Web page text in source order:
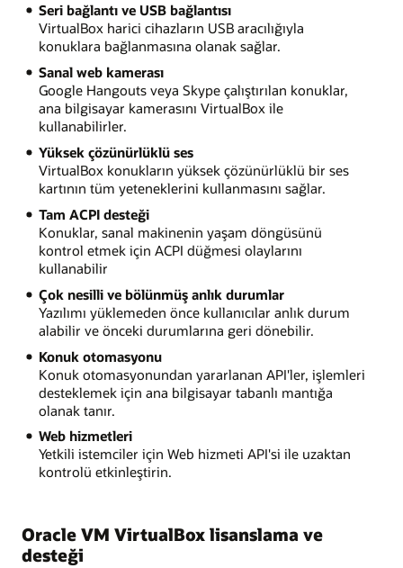
Seri bağlantı ve USB bağlantısı
VirtualBox harici cihazların USB aracılığıyla
konuklara bağlanmasına olanak sağlar.
Sanal web kamerası
Google Hangouts veya Skype çalıştırılan konuklar,
ana bilgisayar kamerasını VirtualBox ile
kullanabilirler.
Yüksek çözünürlüklü ses
VirtualBox konukların yüksek çözünürlüklü bir ses
kartının tüm yeteneklerini kullanmasını sağlar.
Tam ACPI desteği
Konuklar, sanal makinenin yaşam döngüsünü
kontrol etmek için ACPI düğmesi olaylarını
kullanabilir
Çok nesilli ve bölünmüş anlık durumlar
Yazılımı yüklemeden önce kullanıcılar anlık durum
alabilir ve önceki durumlarına geri dönebilir.
Konuk otomasyonu
Konuk otomasyonundan yararlanan API'ler, işlemleri
desteklemek için ana bilgisayar tabanlı mantığa
olanak tanır.
Web hizmetleri
Yetkili istemciler için Web hizmeti API'si ile uzaktan
kontrolü etkinleştirin.
Oracle VM VirtualBox lisanslama ve
desteği